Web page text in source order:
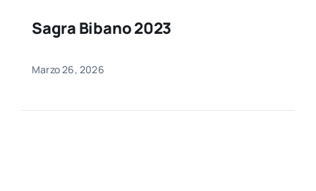
Sagra Bibano 2023
Marzo 26, 2026